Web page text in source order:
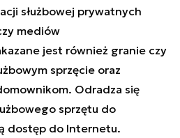
służbowej prywatnych
mediów
jest również granie czy
sprzęcie oraz
Odradza się
sprzętu do
dostęp do Internetu.